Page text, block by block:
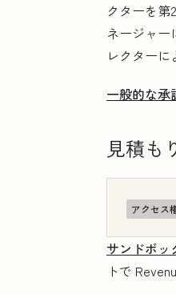
クターを
ネージャ
レクター
一般的な承
見積も
アクセス
サンドボッ
トで